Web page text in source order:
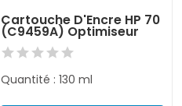
Cartouche D'Encre HP 70
(C9459A) Optimiseur
Quantité : 130 ml